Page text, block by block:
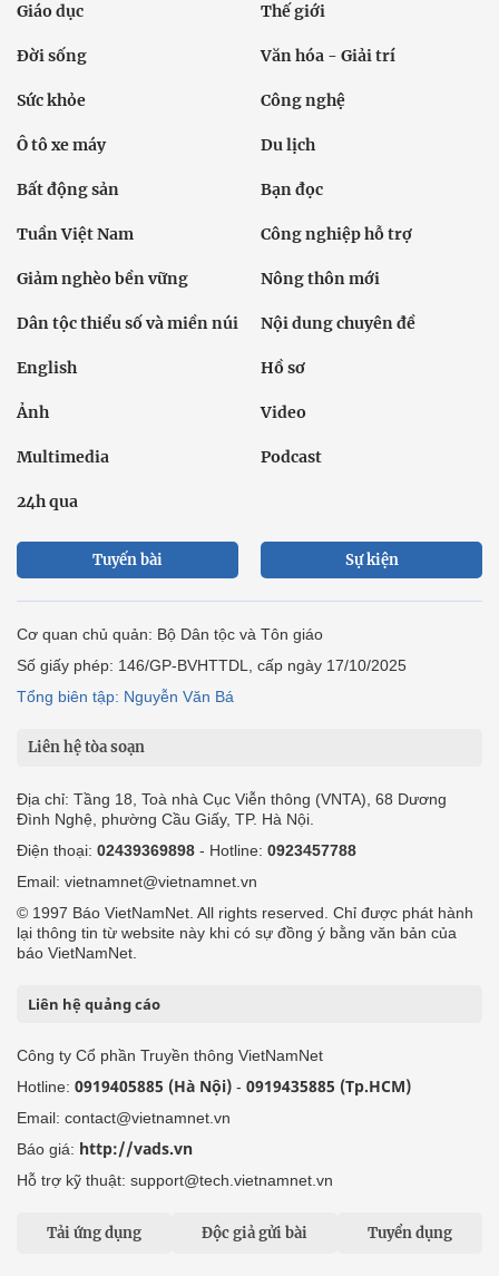
Giáo dục Thế giới
Đời sống Văn hóa - Giải trí
Sức khỏe Công nghệ
Ô tô xe máy Du lịch
Bất động sản Bạn đọc
Tuần Việt Nam Công nghiệp hỗ trợ
Giảm nghèo bền vững Nông thôn mới
Dân tộc thiểu số và miền núi Nội dung chuyên đề
English Hồ sơ
Ảnh Video
Multimedia Podcast
24h qua
Tuyến bài Sự kiện
Cơ quan chủ quản: Bộ Dân tộc và Tôn giáo
Số giấy phép: 146/GP-BVHTTDL, cấp ngày 17/10/2025
Tổng biên tập: Nguyễn Văn Bá
Liên hệ tòa soạn
Địa chỉ: Tầng 18, Toà nhà Cục Viễn thông (VNTA), 68 Dương
Đình Nghệ, phường Cầu Giấy, TP. Hà Nội.
Điện thoại: 02439369898 - Hotline: 0923457788
Email: vietnamnet@vietnamnet.vn
© 1997 Báo VietNamNet. All rights reserved. Chỉ được phát hành
lại thông tin từ website này khi có sự đồng ý bằng văn bản của
báo VietNamNet.
Liên hệ quảng cáo
Công ty Cổ phần Truyền thông VietNamNet
Hotline: 0919405885 (Hà Nội) - 0919435885 (Tp.HCM)
Email: contact@vietnamnet.vn
Báo giá: http://vads.vn
Hỗ trợ kỹ thuật: support@tech.vietnamnet.vn
Tải ứng dụng Độc giả gửi bài Tuyển dụng